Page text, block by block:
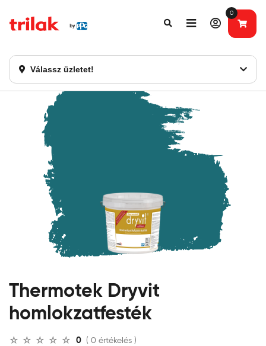
Válassz üzletet!
0
Fontos tájékoztatás!
Thermotek Dryvit
homlokzatfesték
0 ( 0 értékelés )